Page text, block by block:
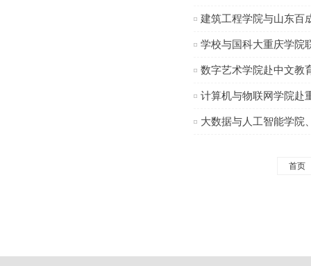
建筑工程学院与山东百
学校与国科大重庆学院
数字艺术学院赴中文教
计算机与物联网学院赴
大数据与人工智能学院
首页